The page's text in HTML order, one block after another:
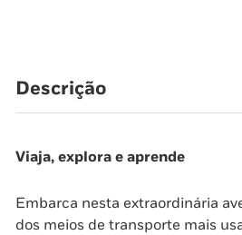
Descrição
Viaja, explora e aprende
Embarca nesta extraordinária
dos meios de transporte mais